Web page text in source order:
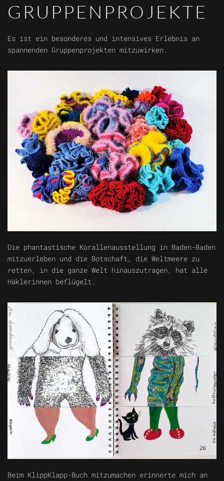
GRUPPENPROJEKTE
Es ist ein besonderes und intensives Erlebnis an
spannenden Gruppenprojekten mitzuwirken.
Die phantastische Korallenausstellung in Baden-Baden
mitzuerleben und die Botschaft, die Weltmeere zu
retten, in die ganze Welt hinauszutragen, hat alle
Häklerinnen beflügelt.
Beim KlippKlapp-Buch mitzumachen erinnerte mich an